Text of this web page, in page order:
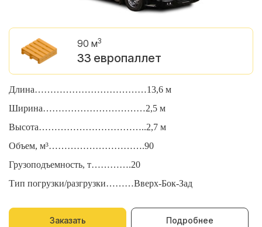
90 м3
33 европаллет
Длина………………………………13,6 м
Ширина……………………………2,5 м
Высота……………………………..2,7 м
Объем, м³………………………….90
Грузоподъемность, т………….20
Тип погрузки/разгрузки………Вверх-Бок-Зад
Заказать Подробнее